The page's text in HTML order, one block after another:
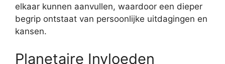
elkaar kunnen aanvullen, waardoor een dieper
begrip ontstaat van persoonlijke uitdagingen en
kansen.
Planetaire Invloeden